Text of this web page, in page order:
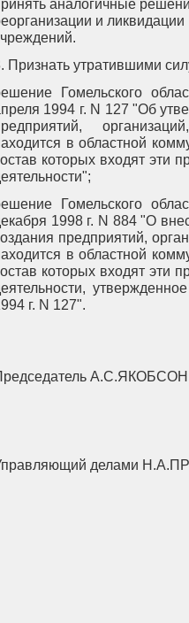
аналогичные
и
Признать утратившими
Гомельского
1994 г. N 127 "Об
в областной
которых входят эти
Гомельского
1998 г. N 884 "О
предприятий,
в областной
которых входят эти
г. N 127".
А.С.ЯКОБСОН
делами